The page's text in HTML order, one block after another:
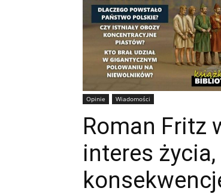
Opinie Wiadomości
Roman Fritz
interes